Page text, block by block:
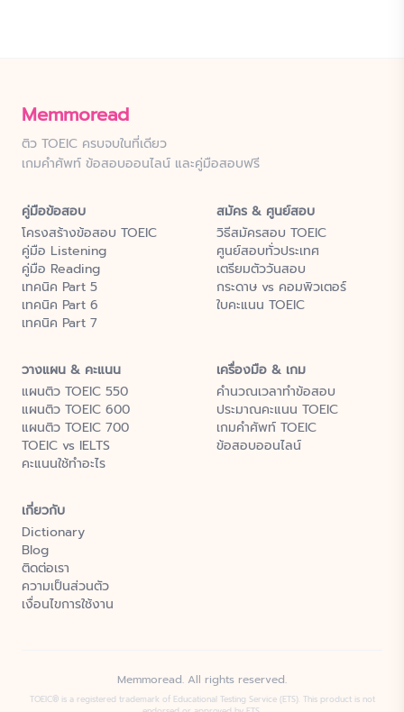
Memmoread
ติว TOEIC ครบจบในที่เดียว
เกมคำศัพท์ ข้อสอบออนไลน์ และคู่มือสอบฟรี
คู่มือข้อสอบ
โครงสร้างข้อสอบ TOEIC
คู่มือ Listening
คู่มือ Reading
เทคนิค Part 5
เทคนิค Part 6
เทคนิค Part 7
สมัคร & ศูนย์สอบ
วิธีสมัครสอบ TOEIC
ศูนย์สอบทั่วประเทศ
เตรียมตัววันสอบ
กระดาษ vs คอมพิวเตอร์
ใบคะแนน TOEIC
วางแผน & คะแนน
แผนติว TOEIC 550
แผนติว TOEIC 600
แผนติว TOEIC 700
TOEIC vs IELTS
คะแนนใช้ทำอะไร
เครื่องมือ & เกม
คำนวณเวลาทำข้อสอบ
ประมาณคะแนน TOEIC
เกมคำศัพท์ TOEIC
ข้อสอบออนไลน์
เกี่ยวกับ
Dictionary
Blog
ติดต่อเรา
ความเป็นส่วนตัว
เงื่อนไขการใช้งาน
Memmoread. All rights reserved.
TOEIC® is a registered trademark of Educational Testing Service (ETS). This product is not